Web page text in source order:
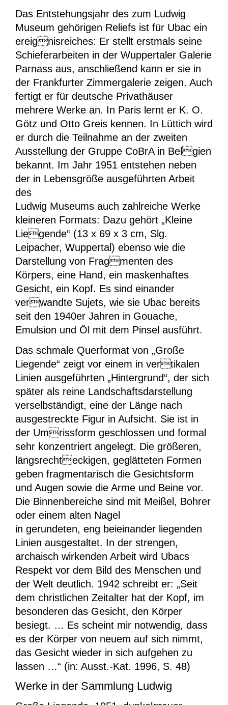
Das Entstehungsjahr des zum Ludwig
Museum gehörigen Reliefs ist für Ubac ein
ereignisreiches: Er stellt erstmals seine
Schieferarbeiten in der Wuppertaler Galerie
Parnass aus, anschließend kann er sie in
der Frankfurter Zimmergalerie zeigen. Auch
fertigt er für deutsche Privathäuser
mehrere Werke an. In Paris lernt er K. O.
Götz und Otto Greis kennen. In Lüttich wird
er durch die Teilnahme an der zweiten
Ausstellung der Gruppe CoBrA in Belgien
bekannt. Im Jahr 1951 entstehen neben
der in Lebensgröße ausgeführten Arbeit
des
Ludwig Museums auch zahlreiche Werke
kleineren Formats: Dazu gehört „Kleine
Liegende“ (13 x 69 x 3 cm, Slg.
Leipacher, Wuppertal) ebenso wie die
Darstellung von Fragmenten des
Körpers, eine Hand, ein maskenhaftes
Gesicht, ein Kopf. Es sind einander
verwandte Sujets, wie sie Ubac bereits
seit den 1940er Jahren in Gouache,
Emulsion und Öl mit dem Pinsel ausführt.
Das schmale Querformat von „Große
Liegende“ zeigt vor einem in vertikalen
Linien ausgeführten „Hintergrund“, der sich
später als reine Landschaftsdarstellung
verselbständigt, eine der Länge nach
ausgestreckte Figur in Aufsicht. Sie ist in
der Umrissform geschlossen und formal
sehr konzentriert angelegt. Die größeren,
längsrechteckigen, geglätteten Formen
geben fragmentarisch die Gesichtsform
und Augen sowie die Arme und Beine vor.
Die Binnenbereiche sind mit Meißel, Bohrer
oder einem alten Nagel
in gerundeten, eng beieinander liegenden
Linien ausgestaltet. In der strengen,
archaisch wirkenden Arbeit wird Ubacs
Respekt vor dem Bild des Menschen und
der Welt deutlich. 1942 schreibt er: „Seit
dem christlichen Zeitalter hat der Kopf, im
besonderen das Gesicht, den Körper
besiegt. … Es scheint mir notwendig, dass
es der Körper von neuem auf sich nimmt,
das Gesicht wieder in sich aufgehen zu
lassen …“ (in: Ausst.-Kat. 1996, S. 48)
Werke in der Sammlung Ludwig